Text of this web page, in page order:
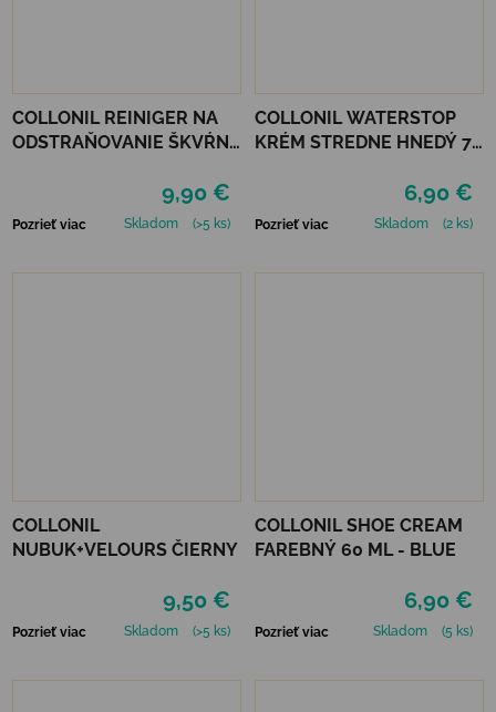
COLLONIL REINIGER NA
ODSTRAŇOVANIE ŠKVŔN
9,90 €
Pozrieť viac Skladom (>5 ks)
COLLONIL WATERSTOP
KRÉM STREDNE HNEDÝ 75
6,90 €
Pozrieť viac Skladom (2 ks)
COLLONIL
NUBUK+VELOURS ČIERNY
9,50 €
Pozrieť viac Skladom (>5 ks)
COLLONIL SHOE CREAM
FAREBNÝ 60 ML - BLUE
6,90 €
Pozrieť viac Skladom (5 ks)